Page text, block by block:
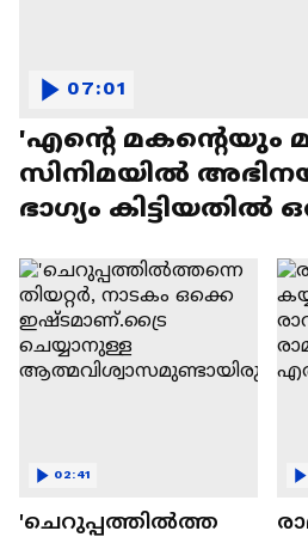
'എന്റെ മകന്റെയും
സിനിമയിൽ
ഭാഗ്യം കിട്ടിയതിൽ
07:01
'ചെറുപ്പത്തിൽത്ത
02:41